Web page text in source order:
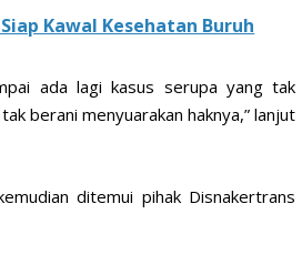
Kawal Kesehatan Buruh
ada lagi kasus serupa yang tak
berani menyuarakan haknya,” lanjut
ditemui pihak Disnakertrans